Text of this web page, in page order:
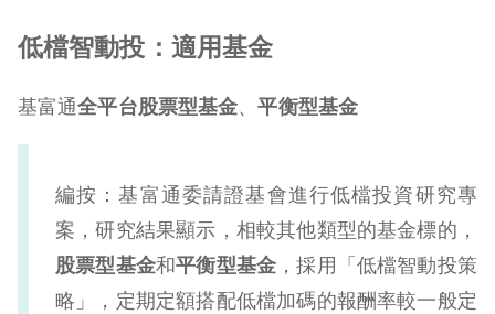
低檔智動投：適用基金
基富通全平台股票型基金、平衡型基金
編按：基富通委請證基會進行低檔投資研究專
案，研究結果顯示，相較其他類型的基金標的，
股票型基金和平衡型基金 ，採用「低檔智動投策
略」， 定期定額搭配低檔加碼的報酬率較一般定